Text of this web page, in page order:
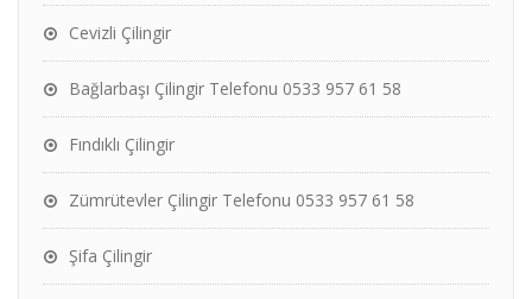
Cevizli Çilingir
Bağlarbaşı Çilingir Telefonu 0533 957 61 58
Fındıklı Çilingir
Zümrütevler Çilingir Telefonu 0533 957 61 58
Şifa Çilingir